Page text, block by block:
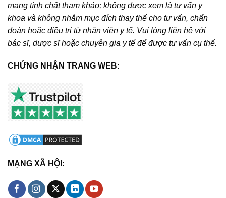
mang tính chất tham khảo; không được xem là tư vấn y
khoa và không nhằm mục đích thay thế cho tư vấn, chẩn
đoán hoặc điều trị từ nhân viên y tế. Vui lòng liên hệ với
bác sĩ, dược sĩ hoặc chuyên gia y tế để được tư vấn cụ thể.
CHỨNG NHẬN TRANG WEB:
MẠNG XÃ HỘI: